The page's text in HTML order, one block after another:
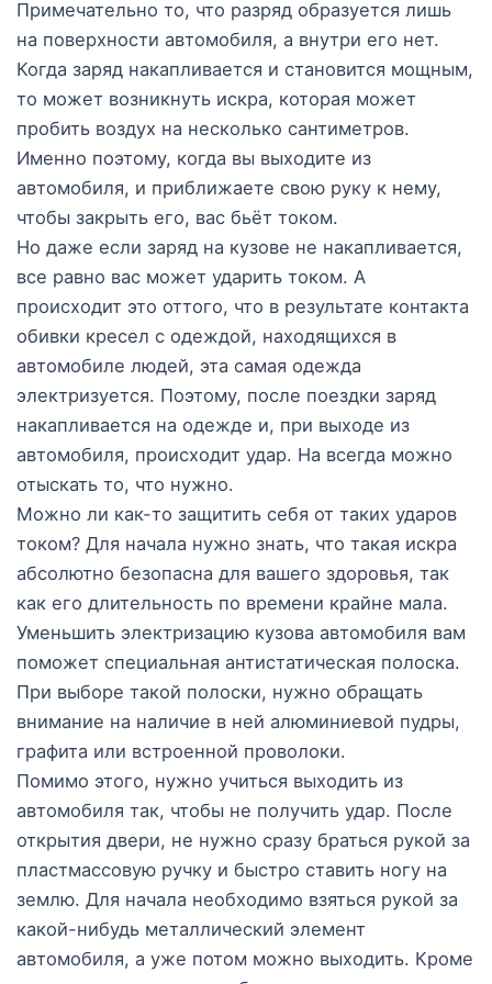
Примечательно то, что разряд образуется лишь
на поверхности автомобиля, а внутри его нет.
Когда заряд накапливается и становится мощным,
то может возникнуть искра, которая может
пробить воздух на несколько сантиметров.
Именно поэтому, когда вы выходите из
автомобиля, и приближаете свою руку к нему,
чтобы закрыть его, вас бьёт током.
Но даже если заряд на кузове не накапливается,
все равно вас может ударить током. А
происходит это оттого, что в результате контакта
обивки кресел с одеждой, находящихся в
автомобиле людей, эта самая одежда
электризуется. Поэтому, после поездки заряд
накапливается на одежде и, при выходе из
автомобиля, происходит удар. На всегда можно
отыскать то, что нужно.
Можно ли как-то защитить себя от таких ударов
током? Для начала нужно знать, что такая искра
абсолютно безопасна для вашего здоровья, так
как его длительность по времени крайне мала.
Уменьшить электризацию кузова автомобиля вам
поможет специальная антистатическая полоска.
При выборе такой полоски, нужно обращать
внимание на наличие в ней алюминиевой пудры,
графита или встроенной проволоки.
Помимо этого, нужно учиться выходить из
автомобиля так, чтобы не получить удар. После
открытия двери, не нужно сразу браться рукой за
пластмассовую ручку и быстро ставить ногу на
землю. Для начала необходимо взяться рукой за
какой-нибудь металлический элемент
автомобиля, а уже потом можно выходить. Кроме